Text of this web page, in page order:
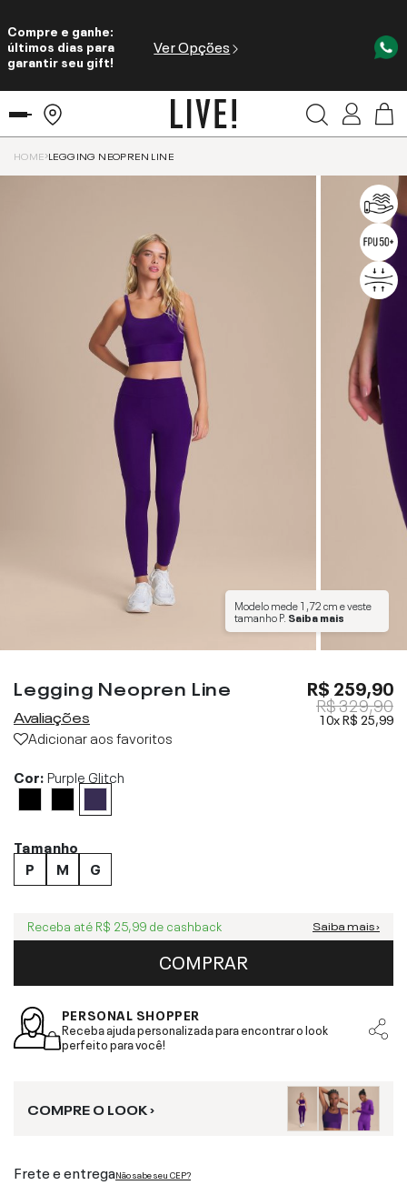
Compre e ganhe:
últimos dias para
garantir seu gift!
Ver Opções
HOME LEGGING NEOPREN LINE
Modelo mede1,72 cme veste
tamanhoP. Saiba mais
Legging Neopren Line
Avaliações
Adicionar aos favoritos
R$ 259,90
R$ 329,90
10xR$ 25,99
Cor:Purple Glitch
Tamanho
P
M G
Receba até R$ 25,99 de cashback Saiba mais ›
COMPRAR
PERSONAL SHOPPER
Receba ajuda personalizada para encontrar o look
perfeito para você!
COMPRE O LOOK ›
Frete e entregaNão sabe seu CEP?